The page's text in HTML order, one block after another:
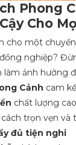
Phong
Cho
cho một
nghiệp?
làm ảnh hưởng
Cảnh cam
chất lượng
trọn vẹn và
đủ tiện nghi